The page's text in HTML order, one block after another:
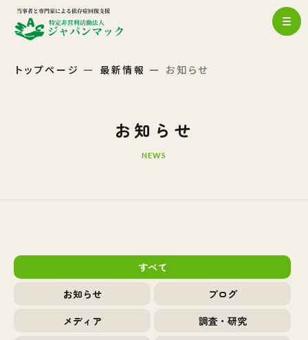
トップページ 最新情報 お知らせ
お知らせ
NEWS
すべて
お知らせ
ブログ
メディア
調査・研究